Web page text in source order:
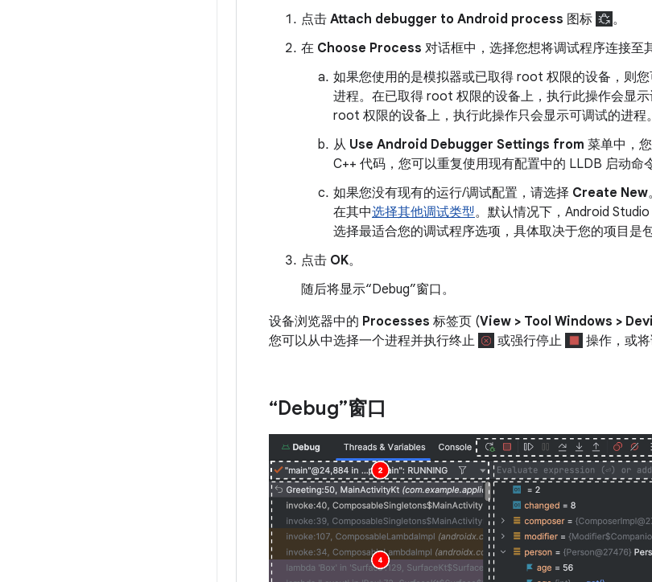
点击 Attach debugger to Android process 图标
。
在 Choose Process 对话框中，选择您想将调试程序连接至
如果您使用的是模拟器或已取得 root 权限的设备，则
进程。在已取得 root 权限的设备上，执行此操作会显
root 权限的设备上，执行此操作只会显示可调试的进程。
从 Use Android Debugger Settings from 菜单中，
C++ 代码，您可以重复使用现有配置中的 LLDB 启动命
如果您没有现有的运行/调试配置，请选择 Create New
在其中选择其他调试类型。默认情况下，Android
选择最适合您的调试程序选项，具体取决于您的项目是
点击 OK。
随后将显示“Debug”窗口。
设备浏览器中的 Processes 标签页 (View > Tool Windows >
您可以从中选择一个进程并执行终止
或强行停止 操作，或
“Debug”窗口